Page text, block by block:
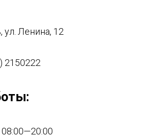
ул. Ленина, 12
2150222